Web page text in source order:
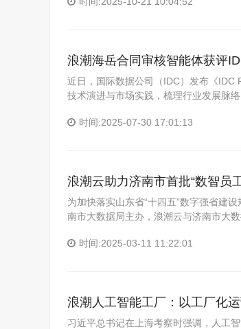
浪潮海岳合同审核智能体获评
近日，国际数据公司（IDC）发布《IDC
技术演进与市场实践，梳理行业发展脉
时间:2025-07-30 17:01:13
浪潮云助力济南市首批“数智员
为加快落实山东省“十四五”数字强省建
南市大数据局主办，浪潮云与济南市大
时间:2025-03-11 11:22:01
浪潮人工智能工厂：以工厂化
习近平总书记在上海考察时强调，人工